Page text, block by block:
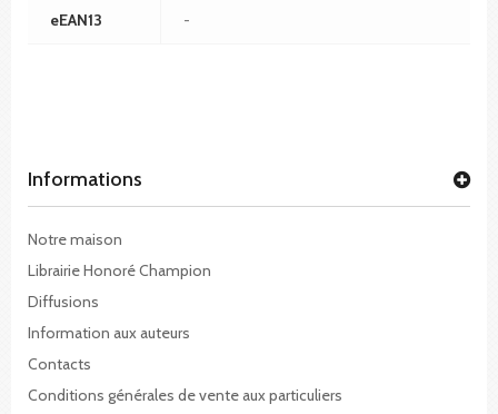
eEAN13 -
Informations
Notre maison
Librairie Honoré Champion
Diffusions
Information aux auteurs
Contacts
Conditions générales de vente aux particuliers